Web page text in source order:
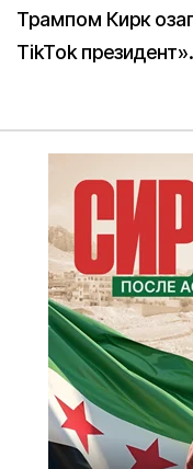
Трампом Кирк
TikTok президент».